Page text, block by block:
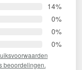
14%
0%
0%
0%
beoordelingen.